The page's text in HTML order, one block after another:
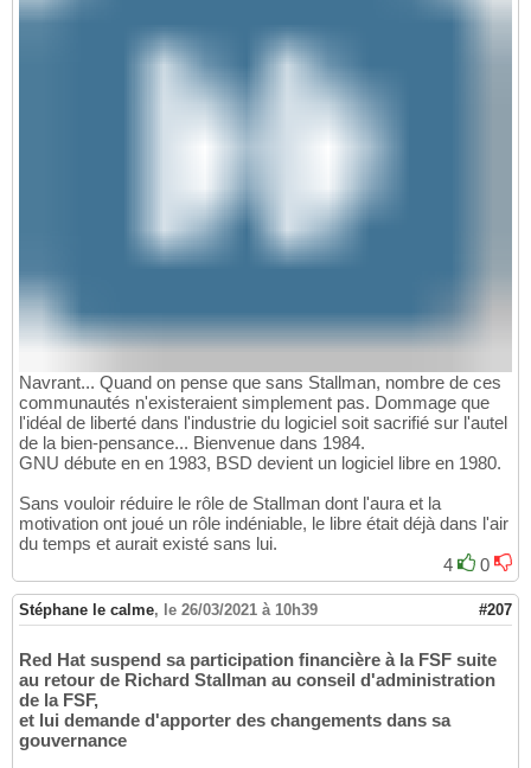
Navrant... Quand on pense que sans Stallman, nombre de ces
communautés n'existeraient simplement pas. Dommage que
l'idéal de liberté dans l'industrie du logiciel soit sacrifié sur l'autel
de la bien-pensance... Bienvenue dans 1984.
GNU débute en en 1983, BSD devient un logiciel libre en 1980.
Sans vouloir réduire le rôle de Stallman dont l'aura et la
motivation ont joué un rôle indéniable, le libre était déjà dans l'air
du temps et aurait existé sans lui.
4
0
Stéphane le calme, le 26/03/2021 à 10h39 #207
Red Hat suspend sa participation financière à la FSF suite
au retour de Richard Stallman au conseil d'administration
de la FSF,
et lui demande d'apporter des changements dans sa
gouvernance